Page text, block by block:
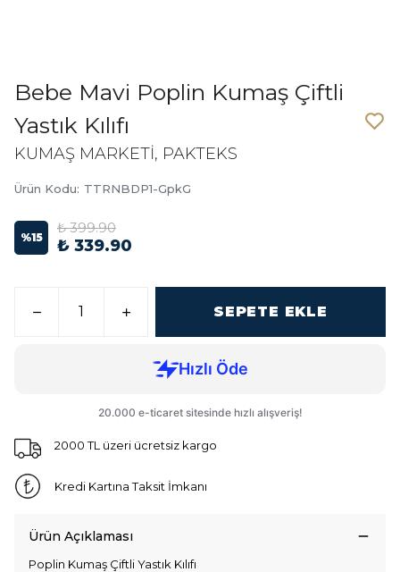
Bebe Mavi Poplin Kumaş Çiftli
Yastık Kılıfı
KUMAŞ MARKETİ, PAKTEKS
Ürün Kodu: TTRNBDP1-GpkG
%15
₺ 399.90
₺ 339.90
SEPETE EKLE
2000 TL üzeri ücretsiz kargo
Kredi Kartına Taksit İmkanı
Ürün Açıklaması
Poplin Kumaş Çiftli Yastık Kılıfı